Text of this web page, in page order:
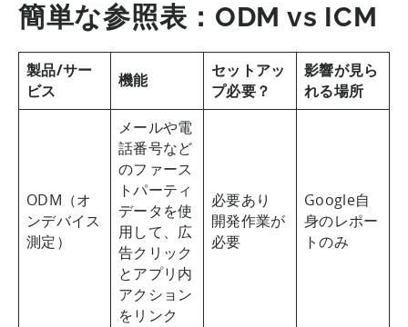
簡単な参照表：ODM vs ICM
製品/サー
ビス
機能
セットアッ
プ必要？
影響が見ら
れる場所
ODM（オ
ンデバイス
測定）​
メールや電
話番号など
のファース
トパーティ
データを使
用して、広
告クリック
とアプリ内
アクション
をリンク
必要あり
開発作業が
必要
Google自
身のレポー
トのみ